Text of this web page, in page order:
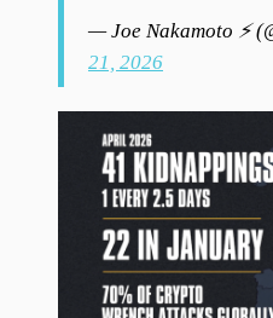
— Joe Nakamoto ⚡️
21, 2026